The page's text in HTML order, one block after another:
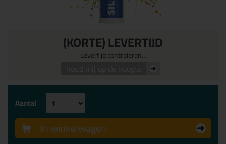
(KORTE) LEVERTIJD
Levertijd controleren...
Aantal
In winkelwagen